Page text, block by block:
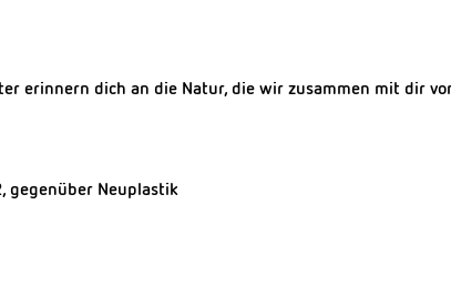
erinnern dich an die Natur, die wir zusammen mit dir
gegenüber Neuplastik